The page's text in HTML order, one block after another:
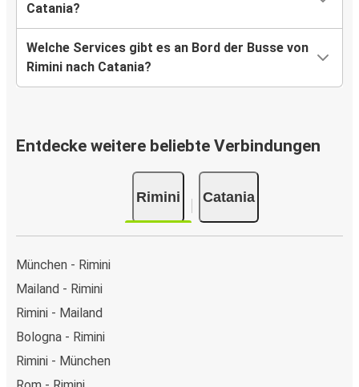
Catania?
Welche Services gibt es an Bord der Busse von
Rimini nach Catania?
Entdecke weitere beliebte Verbindungen
Rimini Catania
München - Rimini
Mailand - Rimini
Rimini - Mailand
Bologna - Rimini
Rimini - München